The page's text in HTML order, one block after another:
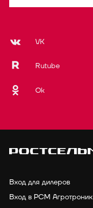
VK
Rutube
Ok
Вход для дилеров
Вход в РСМ Агротроник